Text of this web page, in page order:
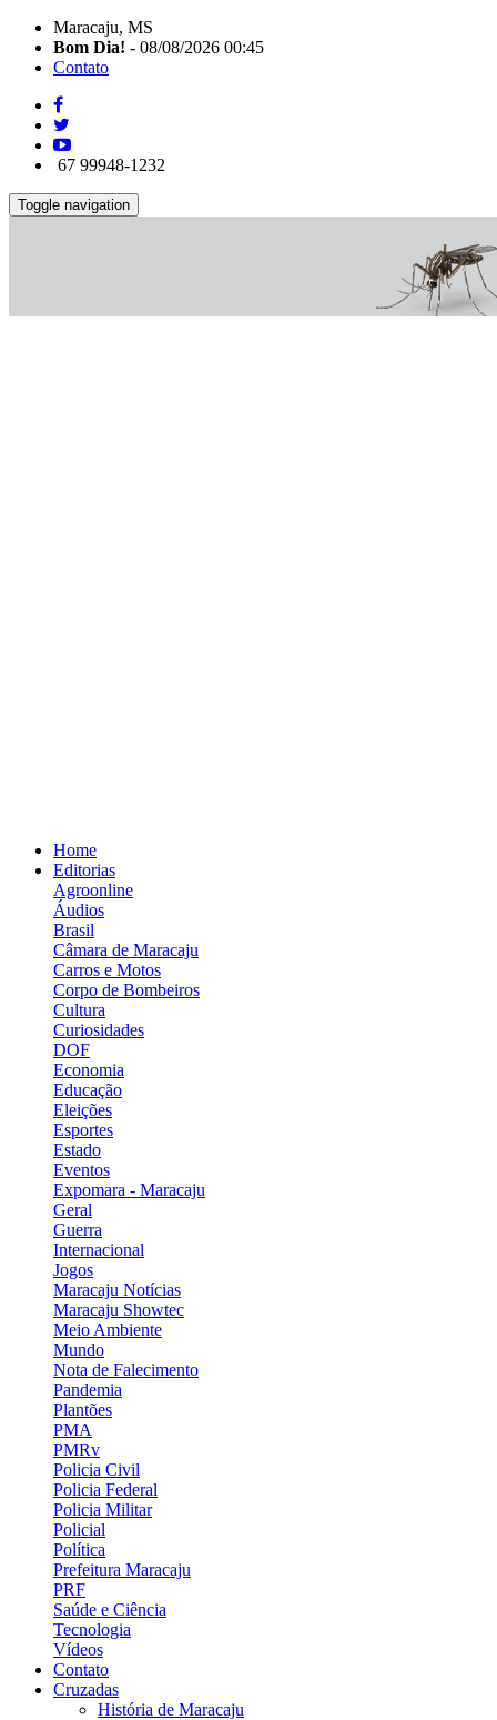
Maracaju, MS
Bom Dia! - 08/08/2026 00:45
Contato
67 99948-1232
Toggle navigation
Home
Editorias
Agroonline
Áudios
Brasil
Câmara de Maracaju
Carros e Motos
Corpo de Bombeiros
Cultura
Curiosidades
DOF
Economia
Educação
Eleições
Esportes
Estado
Eventos
Expomara - Maracaju
Geral
Guerra
Internacional
Jogos
Maracaju Notícias
Maracaju Showtec
Meio Ambiente
Mundo
Nota de Falecimento
Pandemia
Plantões
PMA
PMRv
Policia Civil
Policia Federal
Policia Militar
Policial
Política
Prefeitura Maracaju
PRF
Saúde e Ciência
Tecnologia
Vídeos
Contato
Cruzadas
História de Maracaju